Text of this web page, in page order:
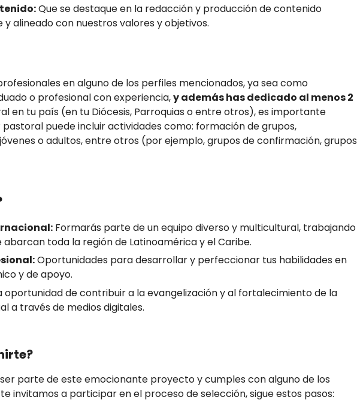
Que se destaque en la redacción y producción de contenido
y alineado con nuestros valores y objetivos.
en alguno de los perfiles mencionados, ya sea como
o profesional con experiencia,y además has dedicado al menos 2
en tu país (en tu Diócesis, Parroquias o entre otros), es importante
puede incluir actividades como: formación de grupos,
o adultos, entre otros (por ejemplo, grupos de confirmación, grupos
Formarás parte de un equipo diverso y multicultural, trabajando
toda la región de Latinoamérica y el Caribe.
Oportunidades para desarrollar y perfeccionar tus habilidades en
y de apoyo.
oportunidad de contribuir a la evangelización y al fortalecimiento de la
a través de medios digitales.
parte de este emocionante proyecto y cumples con alguno de los
invitamos a participar en el proceso de selección, sigue estos pasos: